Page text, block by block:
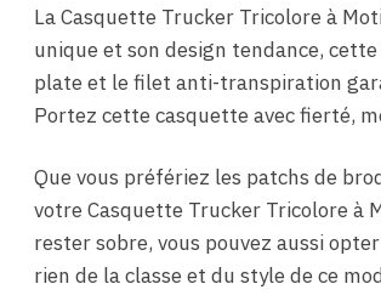
La Casquette Trucker Tricolore à
unique et son design tendance,
plate et le filet anti-transpiration
Portez cette casquette avec fierté,
Que vous préfériez les patchs de
votre Casquette Trucker Tricolore à
rester sobre, vous pouvez aussi
rien de la classe et du style de ce